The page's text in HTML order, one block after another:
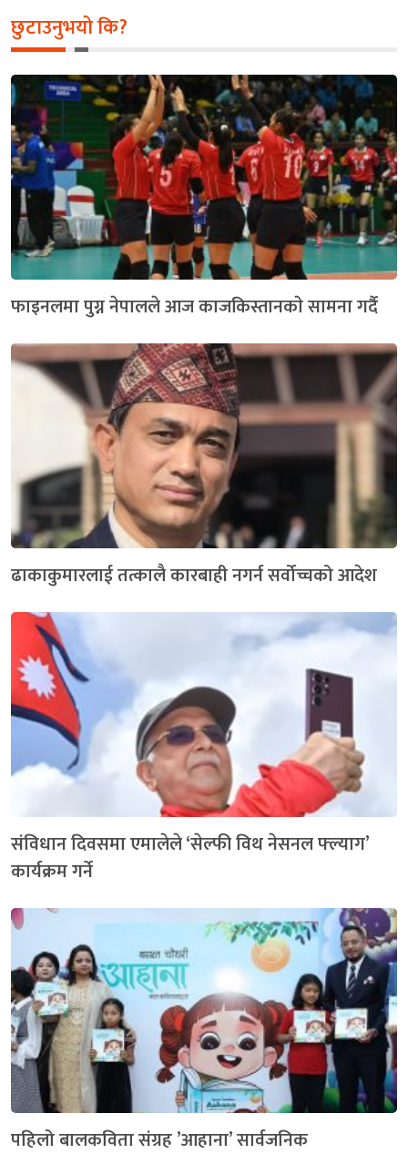
छुटाउनुभयो कि?
फाइनलमा पुग्न नेपालले आज काजकिस्तानकाे सामना गर्दै
ढाकाकुमारलाई तत्कालै कारबाही नगर्न सर्वोच्चको आदेश
संविधान दिवसमा एमालेले ‘सेल्फी विथ नेसनल फ्ल्याग’
कार्यक्रम गर्ने
पहिलो बालकविता संग्रह ’आहाना’ सार्वजनिक